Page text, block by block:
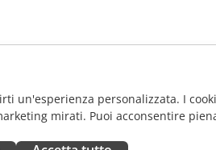
un'esperienza personalizzata. I
mirati. Puoi acconsentire